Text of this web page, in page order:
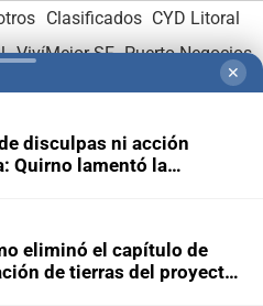
Clasificados CYD Litoral
VivíMejor SF Puerto Negocios
SF
-Receptorías de avisos
Elementos institucionales
✕
disculpas ni acción
Quirno lamentó la
eliminó el capítulo de
de tierras del proyecto